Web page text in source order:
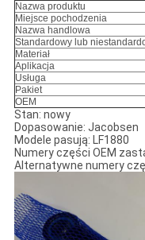
Nazwa produktu
Miejsce pochodzenia
Nazwa handlowa
Standardowy lub
Materiał
Aplikacja
Usługa
Pakiet
OEM
Stan: nowy
Dopasowanie: Jacobsen
Modele pasują: LF1880
Numery części OEM
Alternatywne numery